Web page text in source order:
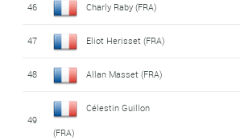
46 Charly Raby (FRA)
47 Eliot Herisset (FRA)
48 Allan Masset (FRA)
49
Célestin Guillon
(FRA)